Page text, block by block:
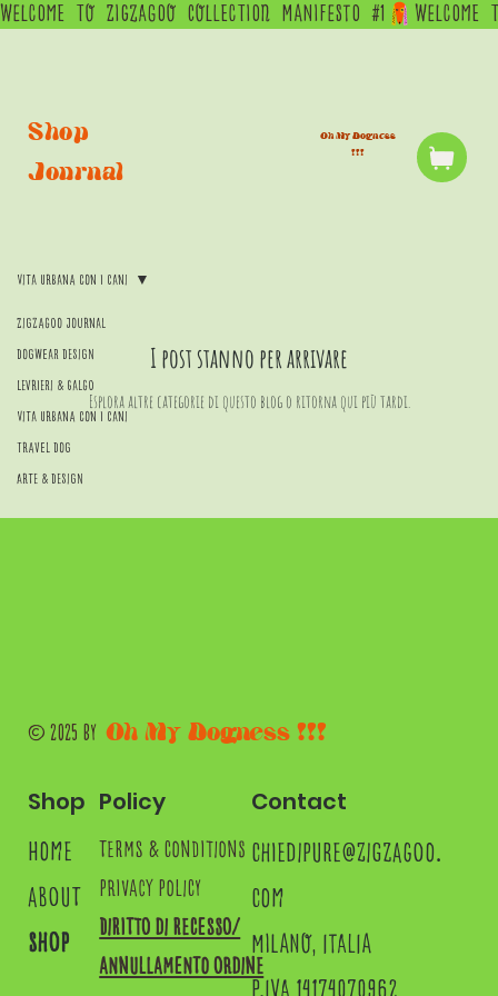
WELCOME  TO  ZIGZAGOO  COLLECTION  MANIFESTO  #1
Zigzagoo Journal
Dogwear Design
Levrieri & Galgo
Vita Urbana con i Cani
Travel Dog
Arte & Design
Vita Urbana con i Cani
I post stanno per arrivare
Esplora altre categorie di questo blog o ritorna qui più tardi.
Shop
Journal
Oh My Dogness
!!!
© 2025 by Oh My Dogness !!!
Shop
home
about
shop
Policy
terms & conditions
privacy policy
Diritto di recesso/
annullamento ordine
Contact
chiedipure@zigzagoo.
com
MILANO, ITALIA
P.IVA 14174070962